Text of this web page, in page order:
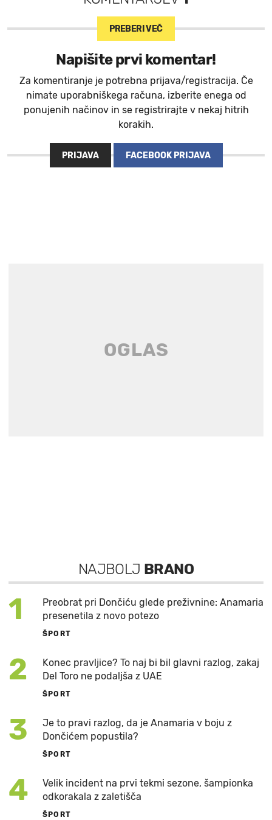
PREBERI VEČ
Napišite prvi komentar!
Za komentiranje je potrebna prijava/registracija. Če
nimate uporabniškega računa, izberite enega od
ponujenih načinov in se registrirajte v nekaj hitrih
korakih.
PRIJAVA FACEBOOK PRIJAVA
NAJBOLJ BRANO
1
Preobrat pri Dončiću glede preživnine: Anamaria
presenetila z novo potezo
ŠPORT
2
Konec pravljice? To naj bi bil glavni razlog, zakaj
Del Toro ne podaljša z UAE
ŠPORT
3
Je to pravi razlog, da je Anamaria v boju z
Dončićem popustila?
ŠPORT
4
Velik incident na prvi tekmi sezone, šampionka
odkorakala z zaletišča
ŠPORT